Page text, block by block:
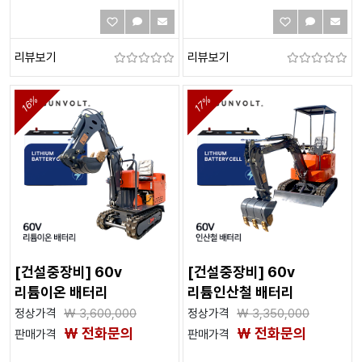
리뷰보기 리뷰보기
16%
[건설중장비] 60v
리튬이온 배터리
정상가격 ₩3,600,000
판매가격
₩ 전화문의
17%
[건설중장비] 60v
리튬인산철 배터리
정상가격 ₩3,350,000
판매가격
₩ 전화문의